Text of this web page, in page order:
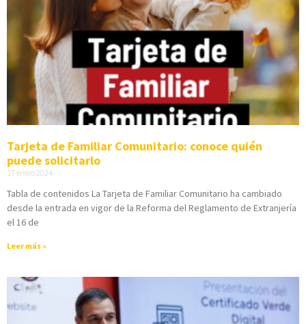
Tarjeta de Familiar Comunitario: conoce quién
puede solicitarlo
17 enero 2024
Tabla de contenidos La Tarjeta de Familiar Comunitario ha cambiado
desde la entrada en vigor de la Reforma del Reglamento de Extranjería
el 16 de
Leer más »